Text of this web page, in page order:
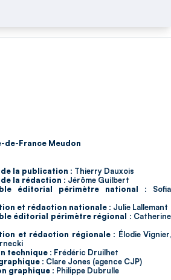
de-France Meudon
la publication : Thierry Dauxois
la rédaction : Jérôme Guilbert
éditorial périmètre national : Sofia
et rédaction nationale : Julie Lallemant
éditorial périmètre régional : Catherine
et rédaction régionale : Élodie Vignier,
technique : Frédéric Druilhet
: Clare Jones (agence CJP)
graphique : Philippe Dubrulle